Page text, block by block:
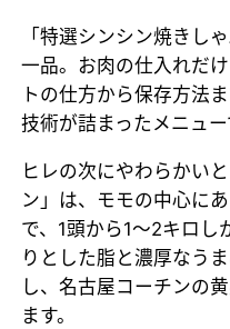
「特選シンシン焼きし
一品。お肉の仕入れだ
トの仕方から保存方法
技術が詰まったメニュー
ヒレの次にやわらかい
ン」は、モモの中心に
で、1頭から1～2キロし
りとした脂と濃厚なう
し、名古屋コーチンの
ます。